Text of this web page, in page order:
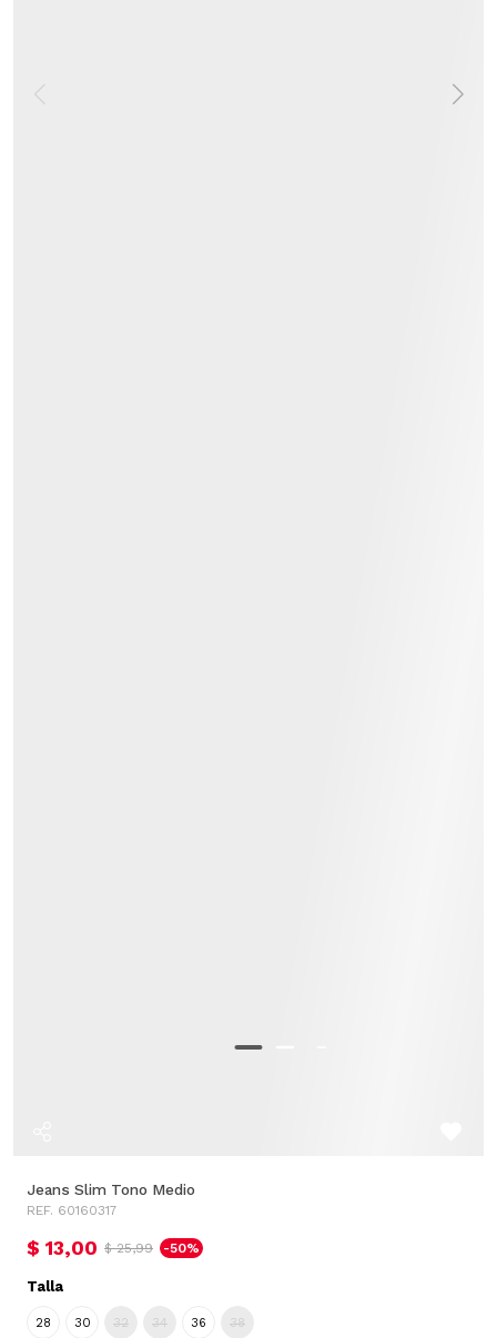
Jeans Slim Tono Medio
REF. 60160317
$ 13,00 $ 25,99 -50%
Talla
28 30 32 34 36 38